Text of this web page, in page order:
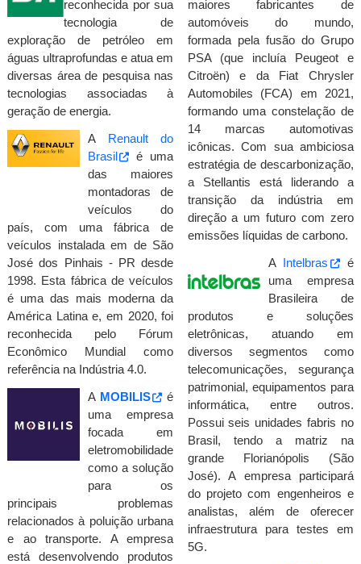
reconhecida por sua
tecnologia de
exploração de petróleo em
águas ultraprofundas e atua em
diversas área de pesquisa nas
tecnologias associadas à
geração de energia.
A Renault do
Brasil
é uma
das maiores
montadoras de
veículos do
país, com uma fábrica de
veículos instalada em de São
José dos Pinhais - PR desde
1998. Esta fábrica de veículos
é uma das mais moderna da
América Latina e, em 2020, foi
reconhecida pelo Fórum
Econômico Mundial como
referência na Indústria 4.0.
A MOBILIS
é
uma empresa
focada em
eletromobilidade
como a solução
para os
principais problemas
relacionados à poluição urbana
e ao transporte. A empresa
está desenvolvendo produtos
maiores fabricantes de
automóveis do mundo,
formada pela fusão do Grupo
PSA (que incluía Peugeot e
Citroën) e da Fiat Chrysler
Automobiles (FCA) em 2021,
formando uma constelação de
14 marcas automotivas
icônicas. Com sua ambiciosa
estratégia de descarbonização,
a Stellantis está liderando a
transição da indústria em
direção a um futuro com zero
emissões líquidas de carbono.
A Intelbras
é
uma empresa
Brasileira de
produtos e soluções
eletrônicas, atuando em
diversos segmentos como
telecomunicações, segurança
patrimonial, equipamentos para
informática, entre outros.
Possui seis unidades fabris no
Brasil, tendo a matriz na
grande Florianópolis (São
José). A empresa participará
do projeto com engenheiros e
analistas, além de oferecer
infraestrutura para testes em
5G.